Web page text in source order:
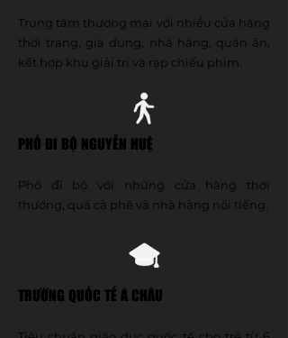
Trung tâm thương mại với nhiều cửa hàng
thời trang, gia dụng, nhà hàng, quán ăn,
kết hợp khu giải trí và rạp chiếu phim.
PHỐ ĐI BỘ NGUYỄN HUỆ
Phố đi bộ với những cửa hàng thời
thướng, quá cà phê và nhà hàng nổi tiếng.
TRƯỜNG QUỐC TẾ Á CHÂU